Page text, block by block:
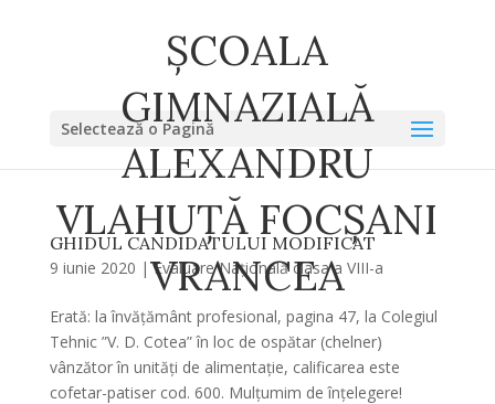
ȘCOALA
GIMNAZIALĂ
ALEXANDRU
VLAHUȚĂ FOCȘANI
VRANCEA
Selectează o Pagină
GHIDUL CANDIDATULUI MODIFICAT
9 iunie 2020 |Evaluare Națională clasa a VIII-a
Erată: la învățământ profesional, pagina 47, la Colegiul
Tehnic ”V. D. Cotea” în loc de ospătar (chelner)
vânzător în unități de alimentație, calificarea este
cofetar-patiser cod. 600. Mulțumim de înțelegere!